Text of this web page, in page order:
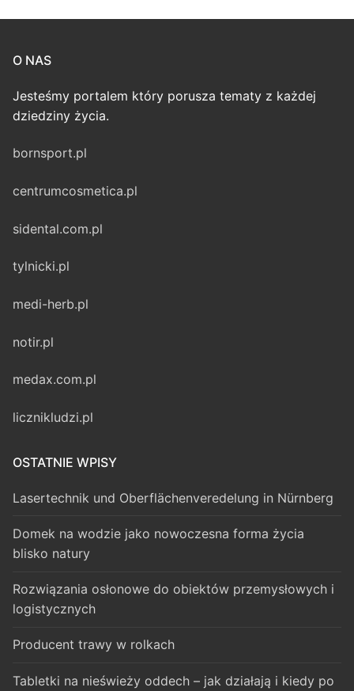
O NAS
Jesteśmy portalem który porusza tematy z każdej
dziedziny życia.
bornsport.pl
centrumcosmetica.pl
sidental.com.pl
tylnicki.pl
medi-herb.pl
notir.pl
medax.com.pl
licznikludzi.pl
OSTATNIE WPISY
Lasertechnik und Oberflächenveredelung in Nürnberg
Domek na wodzie jako nowoczesna forma życia
blisko natury
Rozwiązania osłonowe do obiektów przemysłowych i
logistycznych
Producent trawy w rolkach
Tabletki na nieświeży oddech – jak działają i kiedy po